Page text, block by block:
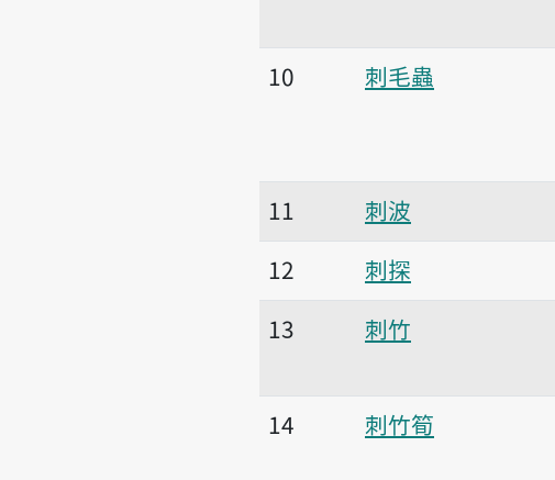
10
刺毛蟲
11
刺波
12
刺探
13
刺竹
14
刺竹筍